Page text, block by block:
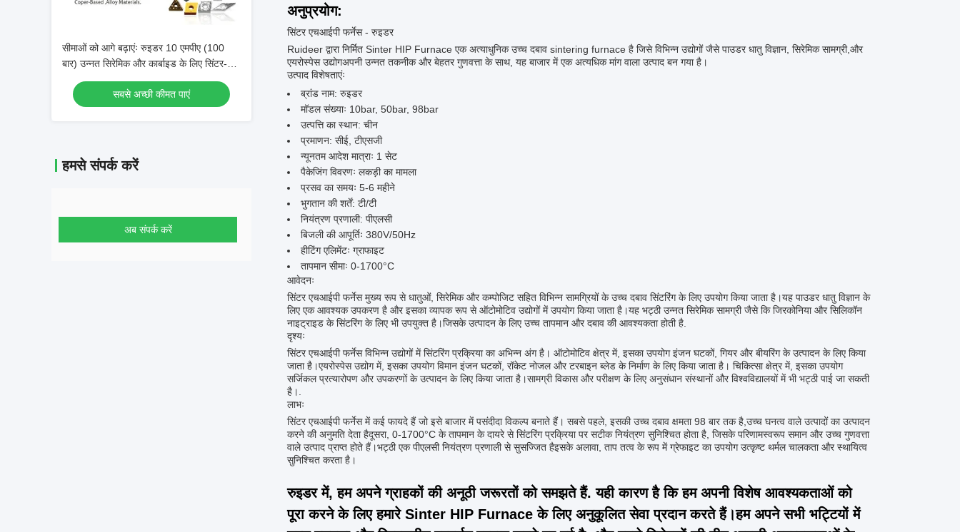
सीमाओं को आगे बढ़ाएंः रुइडर 10 एमपीए (100
बार) उन्नत सिरेमिक और कार्बाइड के लिए सिंटर-
एचआईपी फर्नेस
सबसे अच्छी कीमत पाएं
हमसे संपर्क करें
अब संपर्क करें
अनुप्रयोग:
सिंटर एचआईपी फर्नेस - रुइडर
Ruideer द्वारा निर्मित Sinter HIP Furnace एक अत्याधुनिक उच्च दबाव sintering furnace है जिसे विभिन्न उद्योगों जैसे पाउडर धातु विज्ञान, सिरेमिक सामग्री,और
एयरोस्पेस उद्योगअपनी उन्नत तकनीक और बेहतर गुणवत्ता के साथ, यह बाजार में एक अत्यधिक मांग वाला उत्पाद बन गया है।
उत्पाद विशेषताएंः
ब्रांड नाम: रुइडर
मॉडल संख्याः 10bar, 50bar, 98bar
उत्पत्ति का स्थान: चीन
प्रमाणन: सीई, टीएसजी
न्यूनतम आदेश मात्राः 1 सेट
पैकेजिंग विवरणः लकड़ी का मामला
प्रसव का समयः 5-6 महीने
भुगतान की शर्तें: टी/टी
नियंत्रण प्रणाली: पीएलसी
बिजली की आपूर्तिः 380V/50Hz
हीटिंग एलिमेंटः ग्राफाइट
तापमान सीमाः 0-1700°C
आवेदनः
सिंटर एचआईपी फर्नेस मुख्य रूप से धातुओं, सिरेमिक और कम्पोजिट सहित विभिन्न सामग्रियों के उच्च दबाव सिंटरिंग के लिए उपयोग किया जाता है।यह पाउडर धातु विज्ञान के
लिए एक आवश्यक उपकरण है और इसका व्यापक रूप से ऑटोमोटिव उद्योगों में उपयोग किया जाता है।यह भट्ठी उन्नत सिरेमिक सामग्री जैसे कि जिरकोनिया और सिलिकॉन
नाइट्राइड के सिंटरिंग के लिए भी उपयुक्त है।जिसके उत्पादन के लिए उच्च तापमान और दबाव की आवश्यकता होती है.
दृश्यः
सिंटर एचआईपी फर्नेस विभिन्न उद्योगों में सिंटरिंग प्रक्रिया का अभिन्न अंग है। ऑटोमोटिव क्षेत्र में, इसका उपयोग इंजन घटकों, गियर और बीयरिंग के उत्पादन के लिए किया
जाता है।एयरोस्पेस उद्योग में, इसका उपयोग विमान इंजन घटकों, रॉकेट नोजल और टरबाइन ब्लेड के निर्माण के लिए किया जाता है। चिकित्सा क्षेत्र में, इसका उपयोग
सर्जिकल प्रत्यारोपण और उपकरणों के उत्पादन के लिए किया जाता है।सामग्री विकास और परीक्षण के लिए अनुसंधान संस्थानों और विश्वविद्यालयों में भी भट्ठी पाई जा सकती
है।.
लाभः
सिंटर एचआईपी फर्नेस में कई फायदे हैं जो इसे बाजार में पसंदीदा विकल्प बनाते हैं। सबसे पहले, इसकी उच्च दबाव क्षमता 98 बार तक है,उच्च घनत्व वाले उत्पादों का उत्पादन
करने की अनुमति देता हैदूसरा, 0-1700°C के तापमान के दायरे से सिंटरिंग प्रक्रिया पर सटीक नियंत्रण सुनिश्चित होता है, जिसके परिणामस्वरूप समान और उच्च गुणवत्ता
वाले उत्पाद प्राप्त होते हैं।भट्ठी एक पीएलसी नियंत्रण प्रणाली से सुसज्जित हैइसके अलावा, ताप तत्व के रूप में ग्रेफाइट का उपयोग उत्कृष्ट थर्मल चालकता और स्थायित्व
सुनिश्चित करता है।
रुइडर में, हम अपने ग्राहकों की अनूठी जरूरतों को समझते हैं. यही कारण है कि हम अपनी विशेष आवश्यकताओं को
पूरा करने के लिए हमारे Sinter HIP Furnace के लिए अनुकूलित सेवा प्रदान करते हैं।हम अपने सभी भट्टियों में